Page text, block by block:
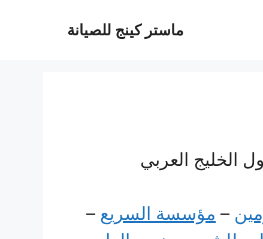
ماستر كينج للصيانة
الخليج العربي
– مؤسسة السريع –